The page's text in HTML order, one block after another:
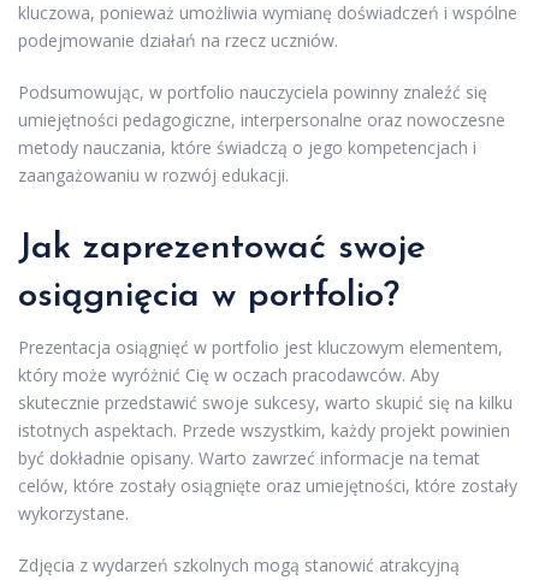
kluczowa, ponieważ umożliwia wymianę doświadczeń i wspólne
podejmowanie działań na rzecz uczniów.
Podsumowując, w portfolio nauczyciela powinny znaleźć się
umiejętności pedagogiczne, interpersonalne oraz nowoczesne
metody nauczania, które świadczą o jego kompetencjach i
zaangażowaniu w rozwój edukacji.
Jak zaprezentować swoje
osiągnięcia w portfolio?
Prezentacja osiągnięć w portfolio jest kluczowym elementem,
który może wyróżnić Cię w oczach pracodawców. Aby
skutecznie przedstawić swoje sukcesy, warto skupić się na kilku
istotnych aspektach. Przede wszystkim, każdy projekt powinien
być dokładnie opisany. Warto zawrzeć informacje na temat
celów, które zostały osiągnięte oraz umiejętności, które zostały
wykorzystane.
Zdjęcia z wydarzeń szkolnych mogą stanowić atrakcyjną